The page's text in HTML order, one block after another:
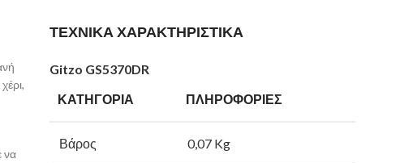
να
ΤΕΧΝΙΚΑ ΧΑΡΑΚΤΗΡΙΣΤΙΚΑ
Gitzo GS5370DR
ΚΑΤΗΓΟΡΙΑ ΠΛΗΡΟΦΟΡΙΕΣ
Βάρος 0,07 Kg